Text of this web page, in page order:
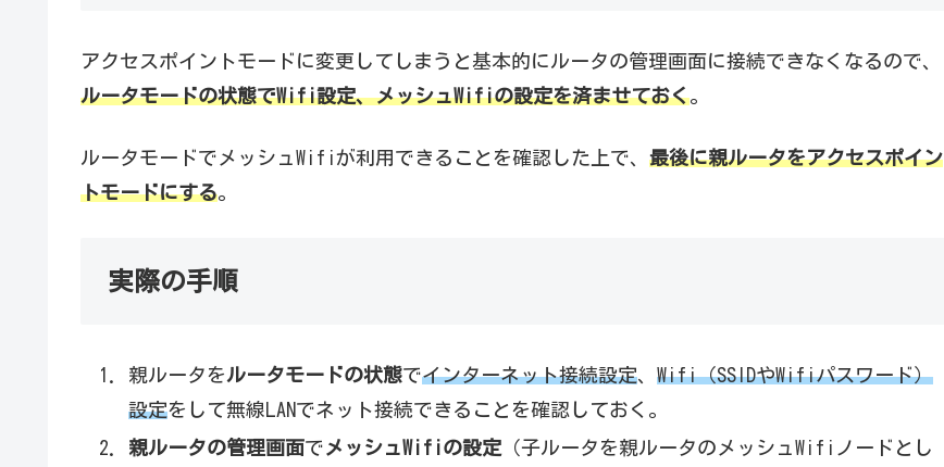
アクセスポイントモードに変更してしまうと基本的にルータの管理画面に接続できなくなるので、
ルータモードの状態でWifi設定、メッシュWifiの設定を済ませておく。
ルータモードでメッシュWifiが利用できることを確認した上で、 最後に親ルータをアクセスポイン
トモードにする。
実際の手順
親ルータをルータモードの状態でインターネット接続設定、 Wifi（SSIDやWifiパスワード）
設定をして無線LANでネット接続できることを確認しておく。
親ルータの管理画面で メッシュWifiの設定（子ルータを親ルータのメッシュWifiノードとし